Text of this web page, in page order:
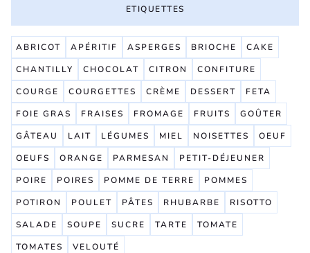
ETIQUETTES
ABRICOT APÉRITIF ASPERGES BRIOCHE
CAKE
CHANTILLY
CHOCOLAT CITRON
CONFITURE
COURGE
COURGETTES CRÈME DESSERT
FETA
FOIE GRAS
FRAISES FROMAGE FRUITS
GOÛTER
GÂTEAU
LAIT LÉGUMES MIEL NOISETTES
OEUF
OEUFS
ORANGE PARMESAN
PETIT-DÉJEUNER
POIRE
POIRES POMME DE TERRE
POMMES
POTIRON
POULET PÂTES RHUBARBE
RISOTTO
SALADE
SOUPE SUCRE TARTE
TOMATE
TOMATES
VELOUTÉ